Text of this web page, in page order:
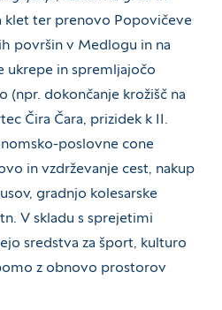
klet ter prenovo Popovičeve
površin v Medlogu in na
ukrepe in spremljajočo
(npr. dokončanje krožišč na
Čira Čara, prizidek k II.
poslovne cone
in vzdrževanje cest, nakup
gradnjo kolesarske
V skladu s sprejetimi
sredstva za šport, kulturo
z obnovo prostorov